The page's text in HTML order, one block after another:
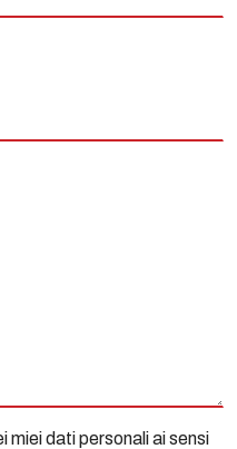
dati personali ai sensi